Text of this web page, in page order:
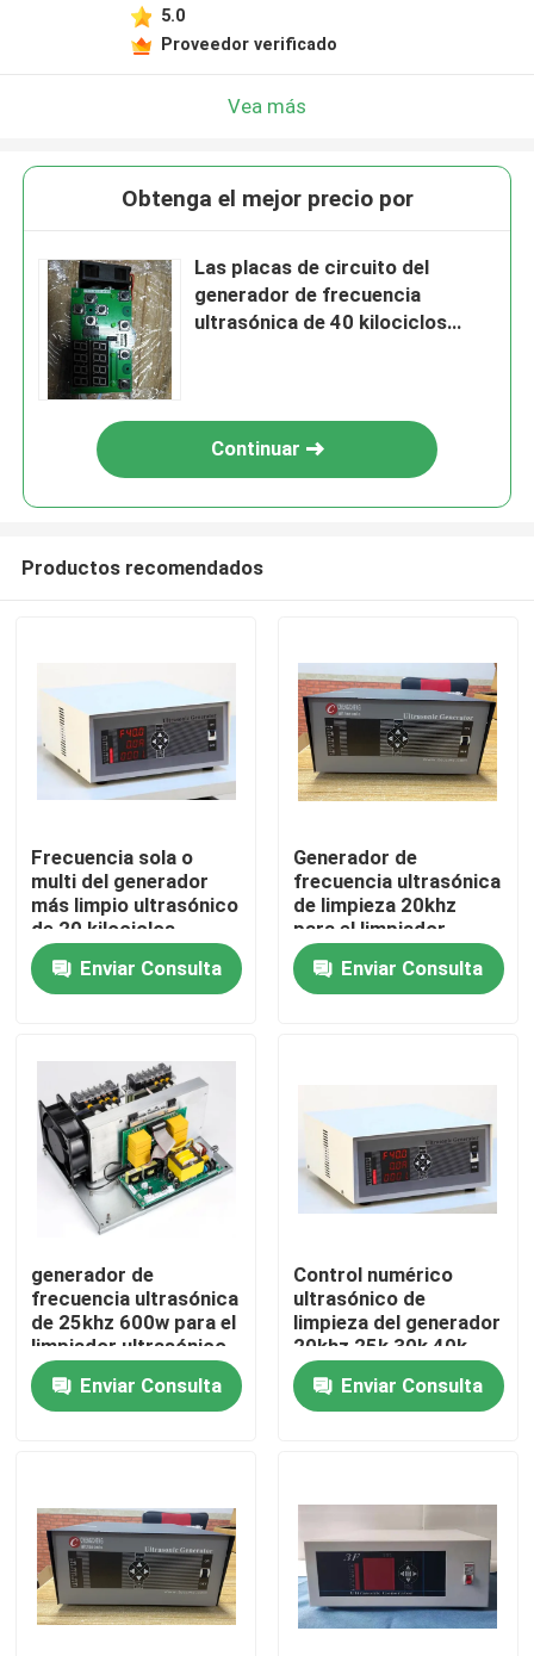
Hogar
Sobre nosotros
Viaje de la fábrica
Control de calidad
Éntrenos en contacto con
Pida una cita
transductor ultrasónico de alta potencia
5.0
Proveedor verificado
Vea más
Obtenga el mejor precio por
Las placas de circuito del
generador de frecuencia
ultrasónica de 40 kilociclos
Continuar
Productos recomendados
Frecuencia sola o
multi del generador
más limpio ultrasónico
de 20 kilociclos
Enviar Consulta
Generador de
frecuencia ultrasónica
de limpieza 20khz
para el limpiador
ultrasónico
Enviar Consulta
generador de
frecuencia ultrasónica
de 25khz 600w para el
limpiador ultrasónico
Enviar Consulta
Control numérico
ultrasónico de
limpieza del generador
20khz 25k 30k 40k
54k 120k 2000k
Enviar Consulta